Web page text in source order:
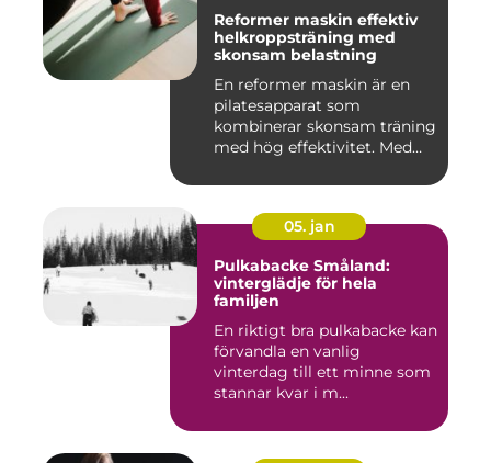
Reformer maskin effektiv
helkroppsträning med
skonsam belastning
En reformer maskin är en
pilatesapparat som
kombinerar skonsam träning
med hög effektivitet. Med
05. jan
Pulkabacke Småland:
vinterglädje för hela
familjen
En riktigt bra pulkabacke kan
förvandla en vanlig
vinterdag till ett minne som
stannar kvar i m...